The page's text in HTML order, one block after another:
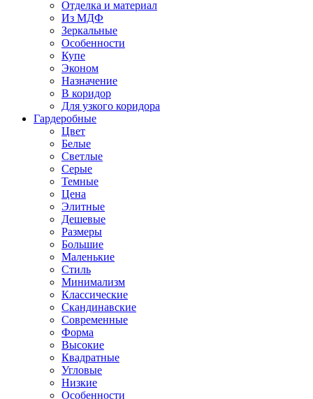
Отделка и материал
Из МДФ
Зеркальные
Особенности
Купе
Эконом
Назначение
В коридор
Для узкого коридора
Гардеробные
Цвет
Белые
Светлые
Серые
Темные
Цена
Элитные
Дешевые
Размеры
Большие
Маленькие
Стиль
Минимализм
Классические
Скандинавские
Современные
Форма
Высокие
Квадратные
Угловые
Низкие
Особенности